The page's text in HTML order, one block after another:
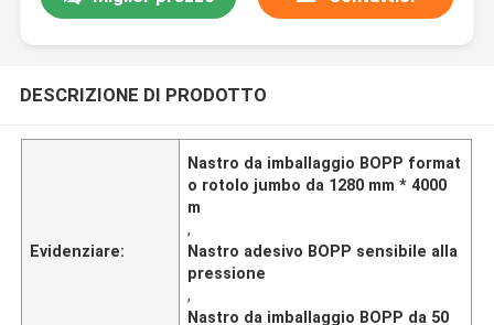
DESCRIZIONE DI PRODOTTO
Evidenziare:
Nastro da imballaggio BOPP format
o rotolo jumbo da 1280 mm * 4000
m
,
Nastro adesivo BOPP sensibile alla
pressione
,
Nastro da imballaggio BOPP da 50